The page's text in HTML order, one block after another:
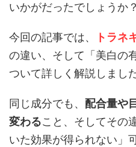
いかがだったでしょうか？
今回の記事では、 トラネ
の違い、そして「美白の
ついて詳しく解説しました
同じ成分でも、 配合量や
変わること、そしてその
いた効果が得られない」